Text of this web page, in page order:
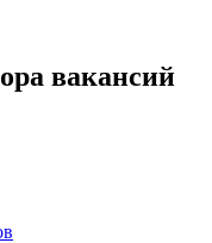
вакансий